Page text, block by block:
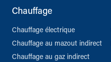
Chauffage
Chauffage électrique
Chauffage au mazout indirect
Chauffage au gaz indirect